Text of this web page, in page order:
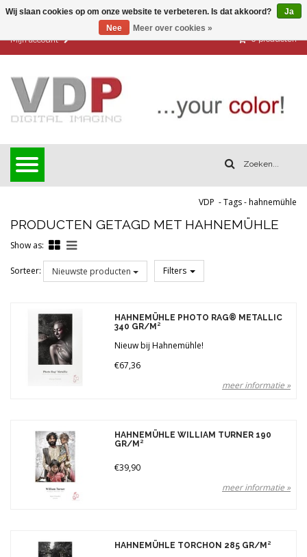
Mijn account 0 producten
VDP -Tags-hahnemühle
PRODUCTEN GETAGD MET HAHNEMÜHLE
Show as:
Sorteer: Nieuwste producten Filters
Gewicht
190 gr (1)
210 gr (1)
300 gr (1)
Merken
Prijs
HAHNEMÜHLE PHOTO RAG® METALLIC
340 GR/M²
Nieuw bij Hahnemühle!
€67,36
meer informatie »
HAHNEMÜHLE WILLIAM TURNER 190
GR/M²
€39,90
meer informatie »
HAHNEMÜHLE TORCHON 285 GR/M²
Wij slaan cookies op om onze website te verbeteren. Is dat akkoord?
Ja
Nee
Meer over cookies »